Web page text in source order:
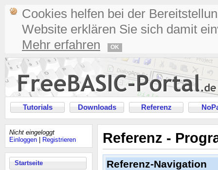
Cookies helfen bei der
Website erklären Sie sich damit
Mehr erfahren
OK
Tutorials Downloads Referenz
Nicht eingeloggt
Einloggen
Registrieren
Startseite
Referenz -
Referenz-Navigation